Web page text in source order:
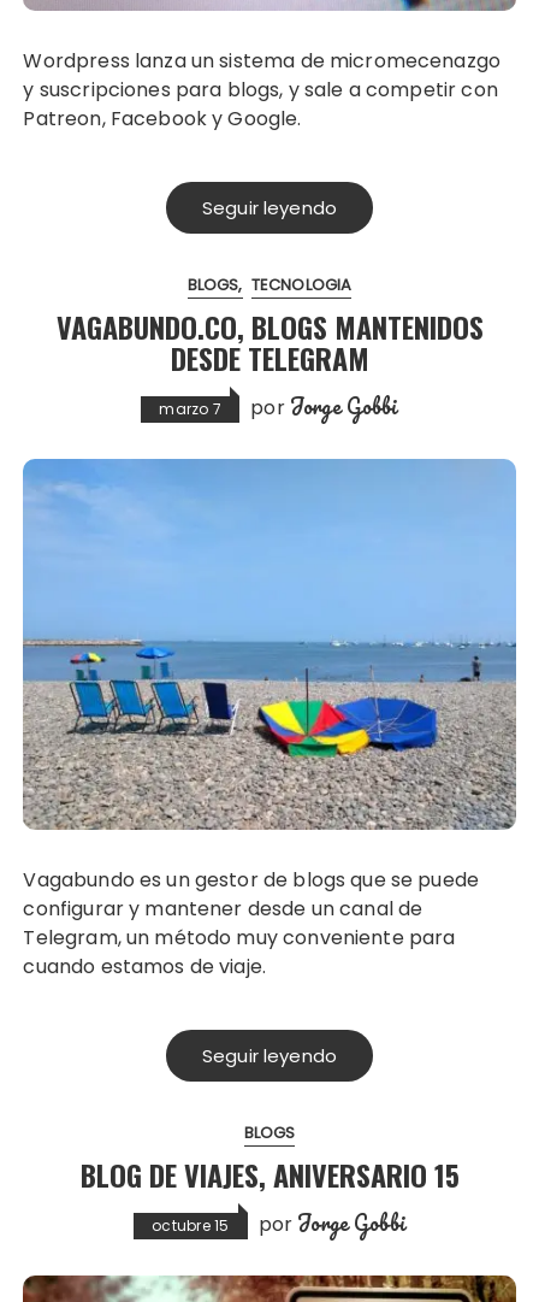
Wordpress lanza un sistema de micromecenazgo
y suscripciones para blogs, y sale a competir con
Patreon, Facebook y Google.
Seguir leyendo
BLOGS TECNOLOGIA
VAGABUNDO.CO, BLOGS MANTENIDOS
DESDE TELEGRAM
marzo 7 por Jorge Gobbi
Vagabundo es un gestor de blogs que se puede
configurar y mantener desde un canal de
Telegram, un método muy conveniente para
cuando estamos de viaje.
Seguir leyendo
BLOGS
BLOG DE VIAJES, ANIVERSARIO 15
octubre 15 por Jorge Gobbi